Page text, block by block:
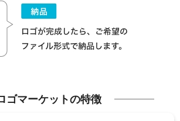
ゴマーケットの特徴